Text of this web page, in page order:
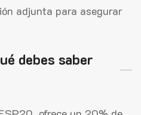
adjunta para asegurar
debes saber